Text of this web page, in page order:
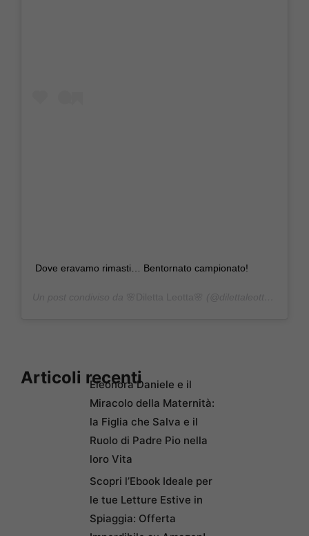
Dove eravamo rimasti… Bentornato campionato!
Articoli recentiEleonora Daniele e il
Miracolo della Maternità:
la Figlia che Salva e il
Ruolo di Padre Pio nella
loro Vita
Scopri l’Ebook Ideale per
le tue Letture Estive in
Spiaggia: Offerta